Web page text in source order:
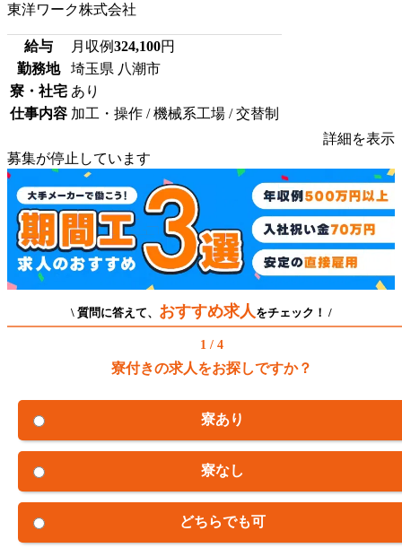
東洋ワーク株式会社
給与 月収例324,100円
勤務地
埼玉県 八潮市
寮・社宅 あり
仕事内容 加工・操作 / 機械系工場 / 交替制
詳細を表示
募集が停止しています
\ 質問に答えて、 おすすめ求人 をチェック！ /
1 / 4
寮付きの求人をお探しですか？
寮あり
寮なし
どちらでも可